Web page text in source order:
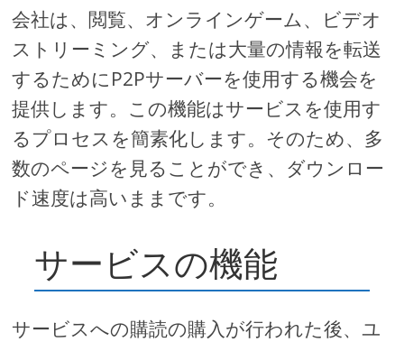
会社は、閲覧、オンラインゲーム、ビデオ
ストリーミング、または大量の情報を転送
するためにP2Pサーバーを使用する機会を
提供します。この機能はサービスを使用す
るプロセスを簡素化します。そのため、多
数のページを見ることができ、ダウンロー
ド速度は高いままです。
サービスの機能
サービスへの購読の購入が行われた後、ユ